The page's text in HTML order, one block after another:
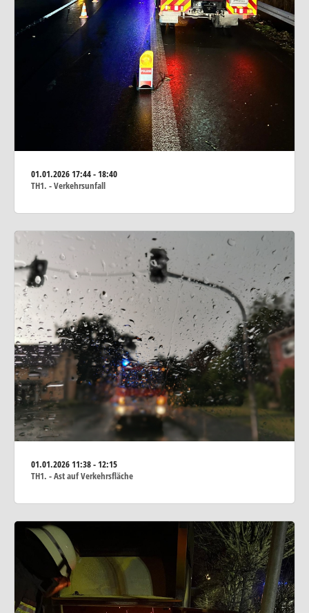
01.01.202617:44 - 18:40
TH1. - Verkehrsunfall
01.01.202611:38 - 12:15
TH1. - Ast auf Verkehrsfläche